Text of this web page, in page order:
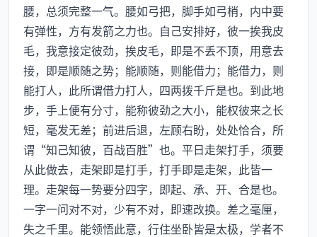
腰，总须完整一气。腰如弓把，脚手如弓梢，内中要
有弹性，方有发箭之力也。自己安排好，彼一挨我皮
毛，我意接定彼劲，挨皮毛，即是不丢不顶，用意去
接，即是顺随之势；能顺随，则能借力；能借力，则
能打人，此所谓借力打人，四两拨千斤是也。到此地
步，手上便有分寸，能称彼劲之大小，能权彼来之长
短，毫发无差；前进后退，左顾右盼，处处恰合，所
谓“知己知彼，百战百胜”也。平日走架打手，须要
从此做去，走架即是打手，打手即是走架，此皆一
理。走架每一势要分四字，即起、承、开、合是也。
一字一问对不对，少有不对，即速改换。差之毫厘，
失之千里。能领悟此意，行住坐卧皆是太极，学者不